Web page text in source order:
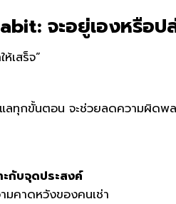
จะอยู่เองหรือป
เสร็จ”
ลทุกขั้นตอน จะช่วยลดความผิดพล
ะกับจุดประสงค์
มคาดหวังของคนเช่า